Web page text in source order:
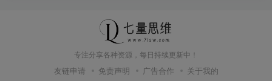
专注分享各种资源，每日持续更新中！
友链申请 免责声明 广告合作 关于我的